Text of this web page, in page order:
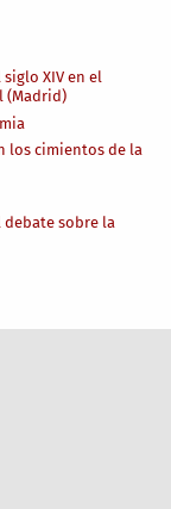
XIV en el
(Madrid)
los cimientos de la
debate sobre la